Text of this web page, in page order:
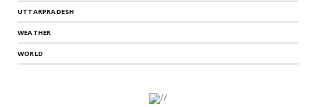
UTTARPRADESH
WEATHER
WORLD